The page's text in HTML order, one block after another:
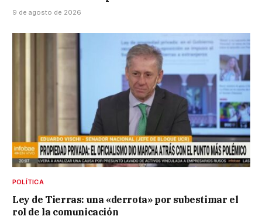
9 de agosto de 2026
POLÍTICA
Ley de Tierras: una «derrota» por subestimar el
rol de la comunicación